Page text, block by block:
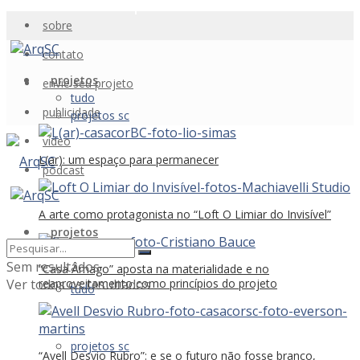
sobre
contato
envie seu projeto
publicidade
vídeo
podcast
projetos
tudo
projetos sc
L(ar): um espaço para permanecer
A arte como protagonista no “Loft O Limiar do Invisível”
“Casa Âmago” aposta na materialidade e no
reaproveitamento como princípios do projeto
“Avell Desvio Rubro”: e se o futuro não fosse branco,
projetos
tudo
projetos sc
Sem resultados
Ver todos os resultados